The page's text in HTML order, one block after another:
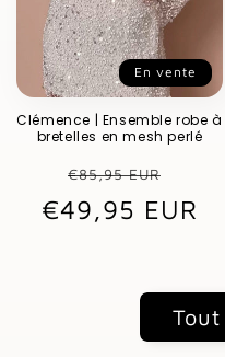
En vente
Clémence | Ensemble robe à
bretelles en mesh perlé
Prix
habituel
€85,95 EUR
€49,95 EUR